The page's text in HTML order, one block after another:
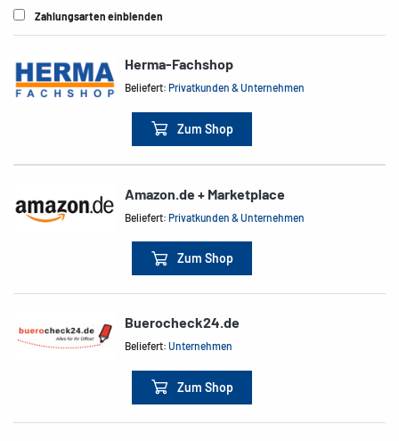
Zahlungsarten einblenden
Herma-Fachshop
Beliefert:Privatkunden & Unternehmen
Zum Shop
Amazon.de + Marketplace
Beliefert:Privatkunden & Unternehmen
Zum Shop
Buerocheck24.de
Beliefert:Unternehmen
Zum Shop